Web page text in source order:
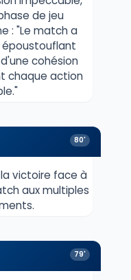
de jeu
: "Le match a
cohésion
chaque action
80'
victoire face à
aux multiples
79'